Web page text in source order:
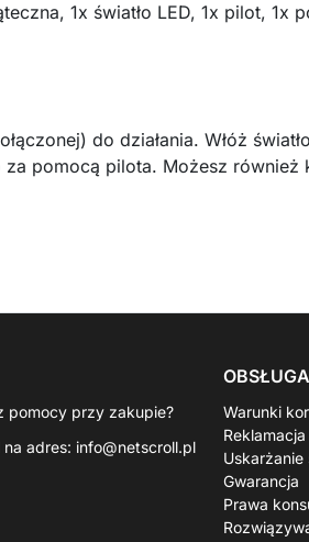
1x światło LED, 1x pilot, 1x
do działania. Włóż
za pomocą pilota. Możesz
pomocy przy zakupie?
adres: info@netscroll.pl
Warunki
Reklamacja
Uskarżanie
Gwarancja
Prawa